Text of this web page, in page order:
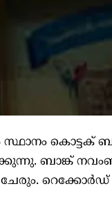
സ്ഥാനം കൊട്ടക്
ബാങ്ക്